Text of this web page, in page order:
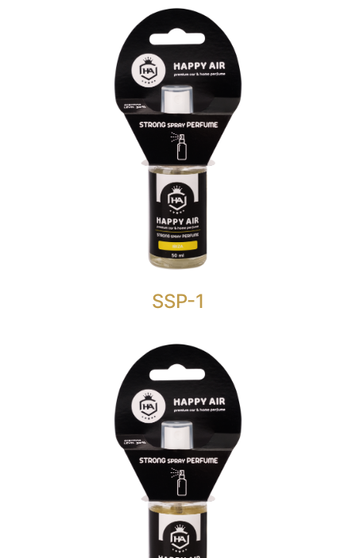
SSP-1
STRONG SPRAY PERFUME 50
ML.
HAPPA AIR STRONG SPRAY PERFUME IBIZA
je nešto više od običnog osvježivača zraka sa
razinom mirisa od 30%.
Citrusni drveni miris koji daje dugotrajan osjećaj
svježine.
STRONG SPRAY PERFUME 50
ML.
HAPPY AIR STRONG SPRAY PERFUME MALTA
je nešto više od običnog osvježivača zraka sa
razinom mirisa od 30%.